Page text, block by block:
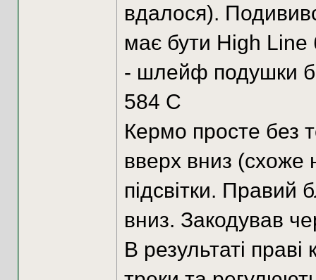
вдалося).
має бути High Line
- шлейф подушки
584 C
Кермо просте без
вверх вниз (схоже
підсвітки. Правий
вниз. Закодував
В результаті